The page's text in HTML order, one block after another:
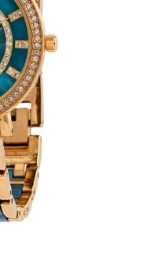
info@vetervremeni.kz